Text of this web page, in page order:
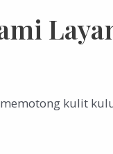
kulit